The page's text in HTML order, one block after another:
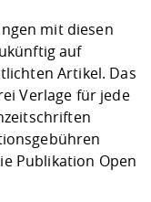
mit diesen
auf
Artikel. Das
Verlage für jede
Publikation Open